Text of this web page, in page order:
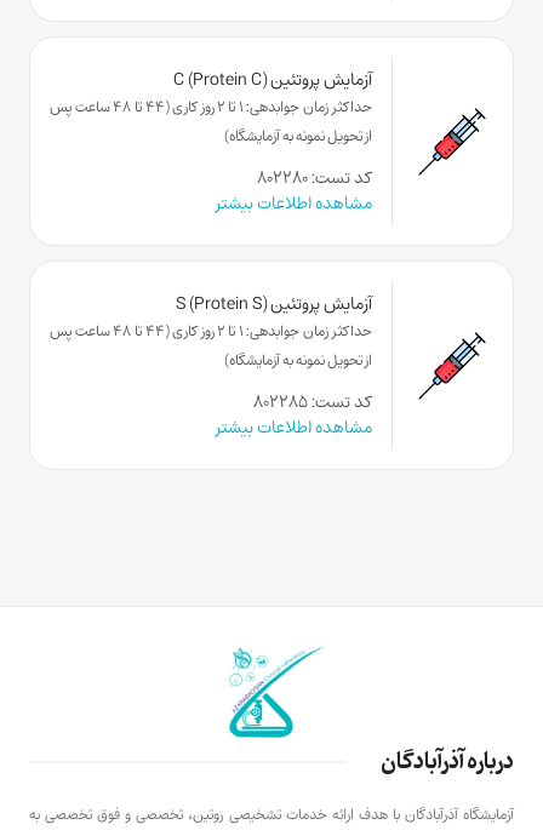
آزمایش پروتئین C (Protein C)
حداکثر زمان جوابدهی: 1 تا 2 روز کاری (44 تا 48 ساعت پس
از تحویل نمونه به آزمایشگاه)
کد تست: ۸۰۲۲۸۰
مشاهده اطلاعات بیشتر
آزمایش پروتئین S (Protein S)
حداکثر زمان جوابدهی: 1 تا 2 روز کاری (44 تا 48 ساعت پس
از تحویل نمونه به آزمایشگاه)
کد تست: ۸۰۲۲۸۵
مشاهده اطلاعات بیشتر
درباره آذرآبادگان
آزمایشگاه آذرآبادگان با هدف ارائه خدمات تشخیصی روتین، تخصصی و فوق تخصصی به